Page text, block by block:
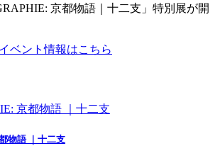
京都物語｜十二支」特別展が開
ベント情報はこちら
物語 ｜十二支